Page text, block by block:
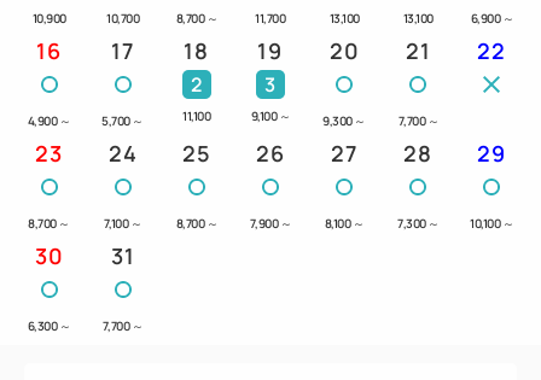
問い合わせください。
【交通アクセス】
▽東北新幹線「八戸駅」よりバス利用で約25分、
「八日町」下車徒歩約3分
▽八戸自動車道「八戸IC」より約10分（約4.2km）
＝＝＝＝＝＝＝＝＝＝＝＝＝＝＝＝＝＝＝＝＝＝＝＝
＝
10,900 10,700 8,700 ～ 11,700 13,100 13,100 6,900 ～
16
4,900 ～
17
5,700 ～
18
2
11,100
19
3
9,100 ～
20
9,300 ～
21
7,700 ～
22
23
8,700 ～
24
7,100 ～
25
8,700 ～
26
7,900 ～
27
8,100 ～
28
7,300 ～
29
10,100 ～
30
6,300 ～
31
7,700 ～